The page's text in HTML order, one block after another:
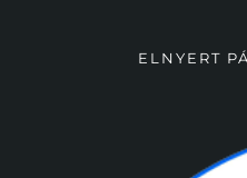
ELNYERT